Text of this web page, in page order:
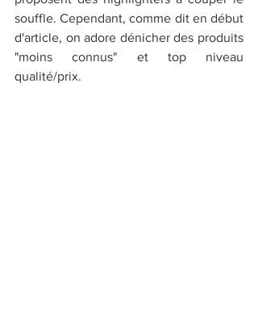
souffle. Cependant, comme dit en début
d'article, on adore dénicher des produits
"moins connus" et top niveau
qualité/prix.